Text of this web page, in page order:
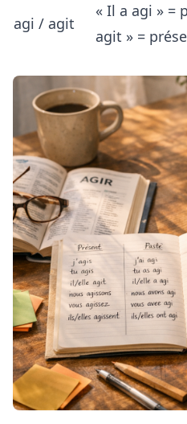
agi / agit
« Il a agi » =
agit » =